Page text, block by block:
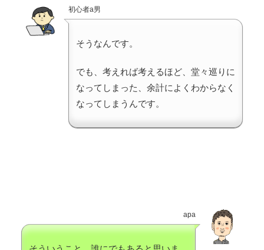
初心者a男
そうなんです。
でも、考えれば考えるほど、堂々巡りに
なってしまった、余計によくわからなく
なってしまうんです。
apa